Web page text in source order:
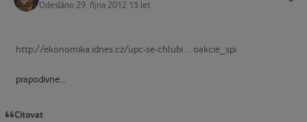
Odesláno 29. října 2012 13 let
http://ekonomika.idnes.cz/upc-se-chlubi ... oakcie_spi
prapodivne...
Citovat